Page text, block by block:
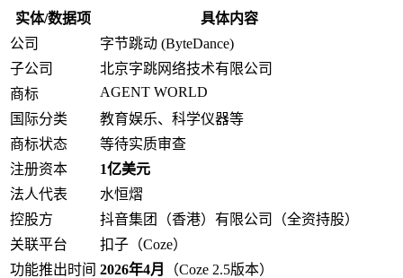
实体/数据项
具体内容
公司
字节跳动 (ByteDance)
子公司
北京字跳网络技术有限公司
商标
AGENT WORLD
国际分类
教育娱乐、科学仪器等
商标状态
等待实质审查
注册资本
1亿美元
法人代表
水恒熠
控股方
抖音集团（香港）有限公司（全资持股）
关联平台
扣子（Coze）
功能推出时间 2026年4月
（Coze 2.5版本）